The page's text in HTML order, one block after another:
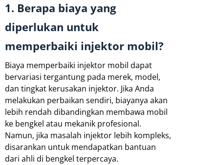
1. Berapa biaya yang
diperlukan untuk
memperbaiki injektor mobil?
Biaya memperbaiki injektor mobil dapat
bervariasi tergantung pada merek, model,
dan tingkat kerusakan injektor. Jika Anda
melakukan perbaikan sendiri, biayanya akan
lebih rendah dibandingkan membawa mobil
ke bengkel atau mekanik profesional.
Namun, jika masalah injektor lebih kompleks,
disarankan untuk mendapatkan bantuan
dari ahli di bengkel terpercaya.